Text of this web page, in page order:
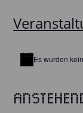
Hinweis
Es wurden